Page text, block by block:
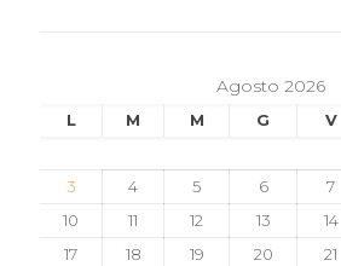
Agosto 2026
L M M G V
3
4 5 6 7
10
11 12 13 14
17
18 19 20 21